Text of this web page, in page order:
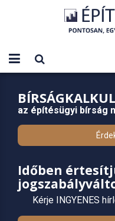
az építésügyi bírság
Időben
Kérje INGYENES